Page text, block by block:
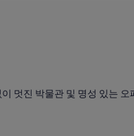
멋진 박물관 및 명성 있는